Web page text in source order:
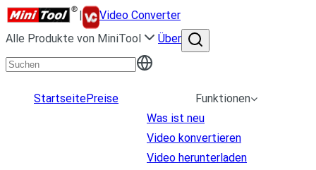
|
Video Converter
Alle Produkte von MiniTool
Über
StartseitePreise
Funktionen
Was ist neu
Video konvertieren
Video herunterladen